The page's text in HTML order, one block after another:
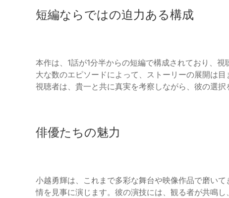
短編ならではの迫力ある構成
本作は、1話が1分半からの短編で構成されており、
大な数のエピソードによって、ストーリーの展開は
視聴者は、貴一と共に真実を考察しながら、彼の選択
俳優たちの魅力
小越勇輝は、これまで多彩な舞台や映像作品で磨い
情を見事に演じます。彼の演技には、観る者が共鳴